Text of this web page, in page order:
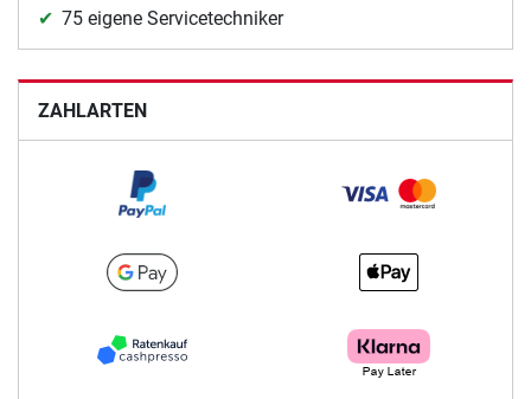
75 eigene Servicetechniker
ZAHLARTEN